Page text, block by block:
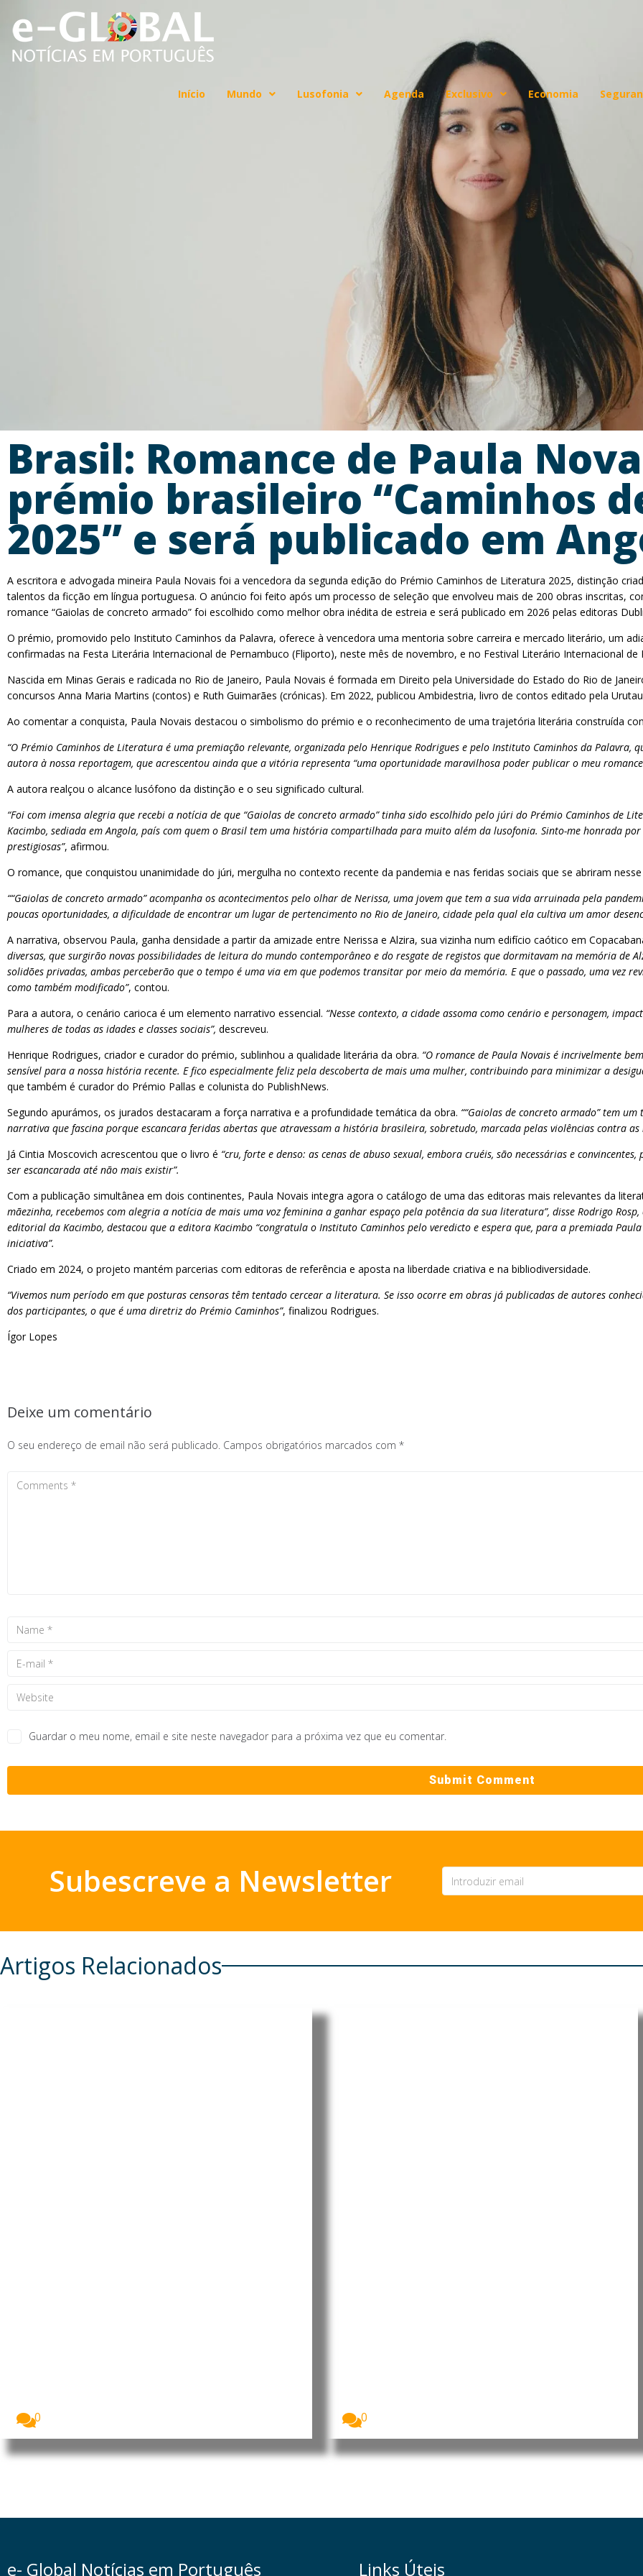
Início Mundo Lusofonia Agenda Exclusivo Economia
Brasil: Romance de Paula
prémio brasileiro “Caminhos
2025” e será publicado em
A escritora e advogada mineira Paula Novais foi a vencedora da segunda edição do Prémio Caminhos de Literatura 2025, distinção
talentos da ficção em língua portuguesa. O anúncio foi feito após um processo de seleção que envolveu mais de 200 obras inscritas,
romance “Gaiolas de concreto armado” foi escolhido como melhor obra inédita de estreia e será publicado em 2026 pelas editoras
O prémio, promovido pelo Instituto Caminhos da Palavra, oferece à vencedora uma mentoria sobre carreira e mercado literário, um
confirmadas na Festa Literária Internacional de Pernambuco (Fliporto), neste mês de novembro, e no Festival Literário Internacional de
Nascida em Minas Gerais e radicada no Rio de Janeiro, Paula Novais é formada em Direito pela Universidade do Estado do Rio de
concursos Anna Maria Martins (contos) e Ruth Guimarães (crónicas). Em 2022, publicou Ambidestria, livro de contos editado pela
Ao comentar a conquista, Paula Novais destacou o simbolismo do prémio e o reconhecimento de uma trajetória literária construída
“O Prémio Caminhos de Literatura é uma premiação relevante, organizada pelo Henrique Rodrigues e pelo Instituto Caminhos da
autora à nossa reportagem, que acrescentou ainda que a vitória representa “uma oportunidade maravilhosa poder publicar o meu
A autora realçou o alcance lusófono da distinção e o seu significado cultural.
“Foi com imensa alegria que recebi a notícia de que “Gaiolas de concreto armado” tinha sido escolhido pelo júri do Prémio Caminhos de
Kacimbo, sediada em Angola, país com quem o Brasil tem uma história compartilhada para muito além da lusofonia. Sinto-me honrada
prestigiosas”, afirmou.
O romance, que conquistou unanimidade do júri, mergulha no contexto recente da pandemia e nas feridas sociais que se abriram
““Gaiolas de concreto armado” acompanha os acontecimentos pelo olhar de Nerissa, uma jovem que tem a sua vida arruinada pela
poucas oportunidades, a dificuldade de encontrar um lugar de pertencimento no Rio de Janeiro, cidade pela qual ela cultiva um amor
A narrativa, observou Paula, ganha densidade a partir da amizade entre Nerissa e Alzira, sua vizinha num edifício caótico em
diversas, que surgirão novas possibilidades de leitura do mundo contemporâneo e do resgate de registos que dormitavam na memória de
solidões privadas, ambas perceberão que o tempo é uma via em que podemos transitar por meio da memória. E que o passado, uma vez
como também modificado”, contou.
Para a autora, o cenário carioca é um elemento narrativo essencial. “Nesse contexto, a cidade assoma como cenário e personagem,
mulheres de todas as idades e classes sociais”, descreveu.
Henrique Rodrigues, criador e curador do prémio, sublinhou a qualidade literária da obra. “O romance de Paula Novais é incrivelmente
sensível para a nossa história recente. E fico especialmente feliz pela descoberta de mais uma mulher, contribuindo para minimizar a
que também é curador do Prémio Pallas e colunista do PublishNews.
Segundo apurámos, os jurados destacaram a força narrativa e a profundidade temática da obra. ““Gaiolas de concreto armado” tem
narrativa que fascina porque escancara feridas abertas que atravessam a história brasileira, sobretudo, marcada pelas violências contra as
Já Cintia Moscovich acrescentou que o livro é “cru, forte e denso: as cenas de abuso sexual, embora cruéis, são necessárias e
ser escancarada até não mais existir”.
Com a publicação simultânea em dois continentes, Paula Novais integra agora o catálogo de uma das editoras mais relevantes da
mãezinha, recebemos com alegria a notícia de mais uma voz feminina a ganhar espaço pela potência da sua literatura”, disse Rodrigo
editorial da Kacimbo, destacou que a editora Kacimbo “congratula o Instituto Caminhos pelo veredicto e espera que, para a premiada
iniciativa”.
Criado em 2024, o projeto mantém parcerias com editoras de referência e aposta na liberdade criativa e na bibliodiversidade.
“Vivemos num período em que posturas censoras têm tentado cercear a literatura. Se isso ocorre em obras já publicadas de autores
dos participantes, o que é uma diretriz do Prémio Caminhos”, finalizou Rodrigues.
Ígor Lopes
Deixe um comentário
O seu endereço de email não será publicado. Campos obrigatórios marcados com *
Guardar o meu nome, email e site neste navegador para a próxima vez que eu comentar.
Subescreve a Newsletter
Artigos Relacionados
0
0
e- Global Notícias em Português Links Úteis